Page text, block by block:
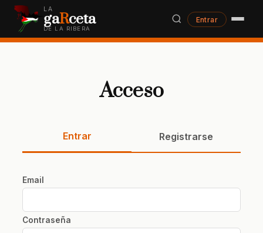
LA
gaRceta
DE LA RIBERA
Entrar
Acceso
Entrar Registrarse
Email
Contraseña